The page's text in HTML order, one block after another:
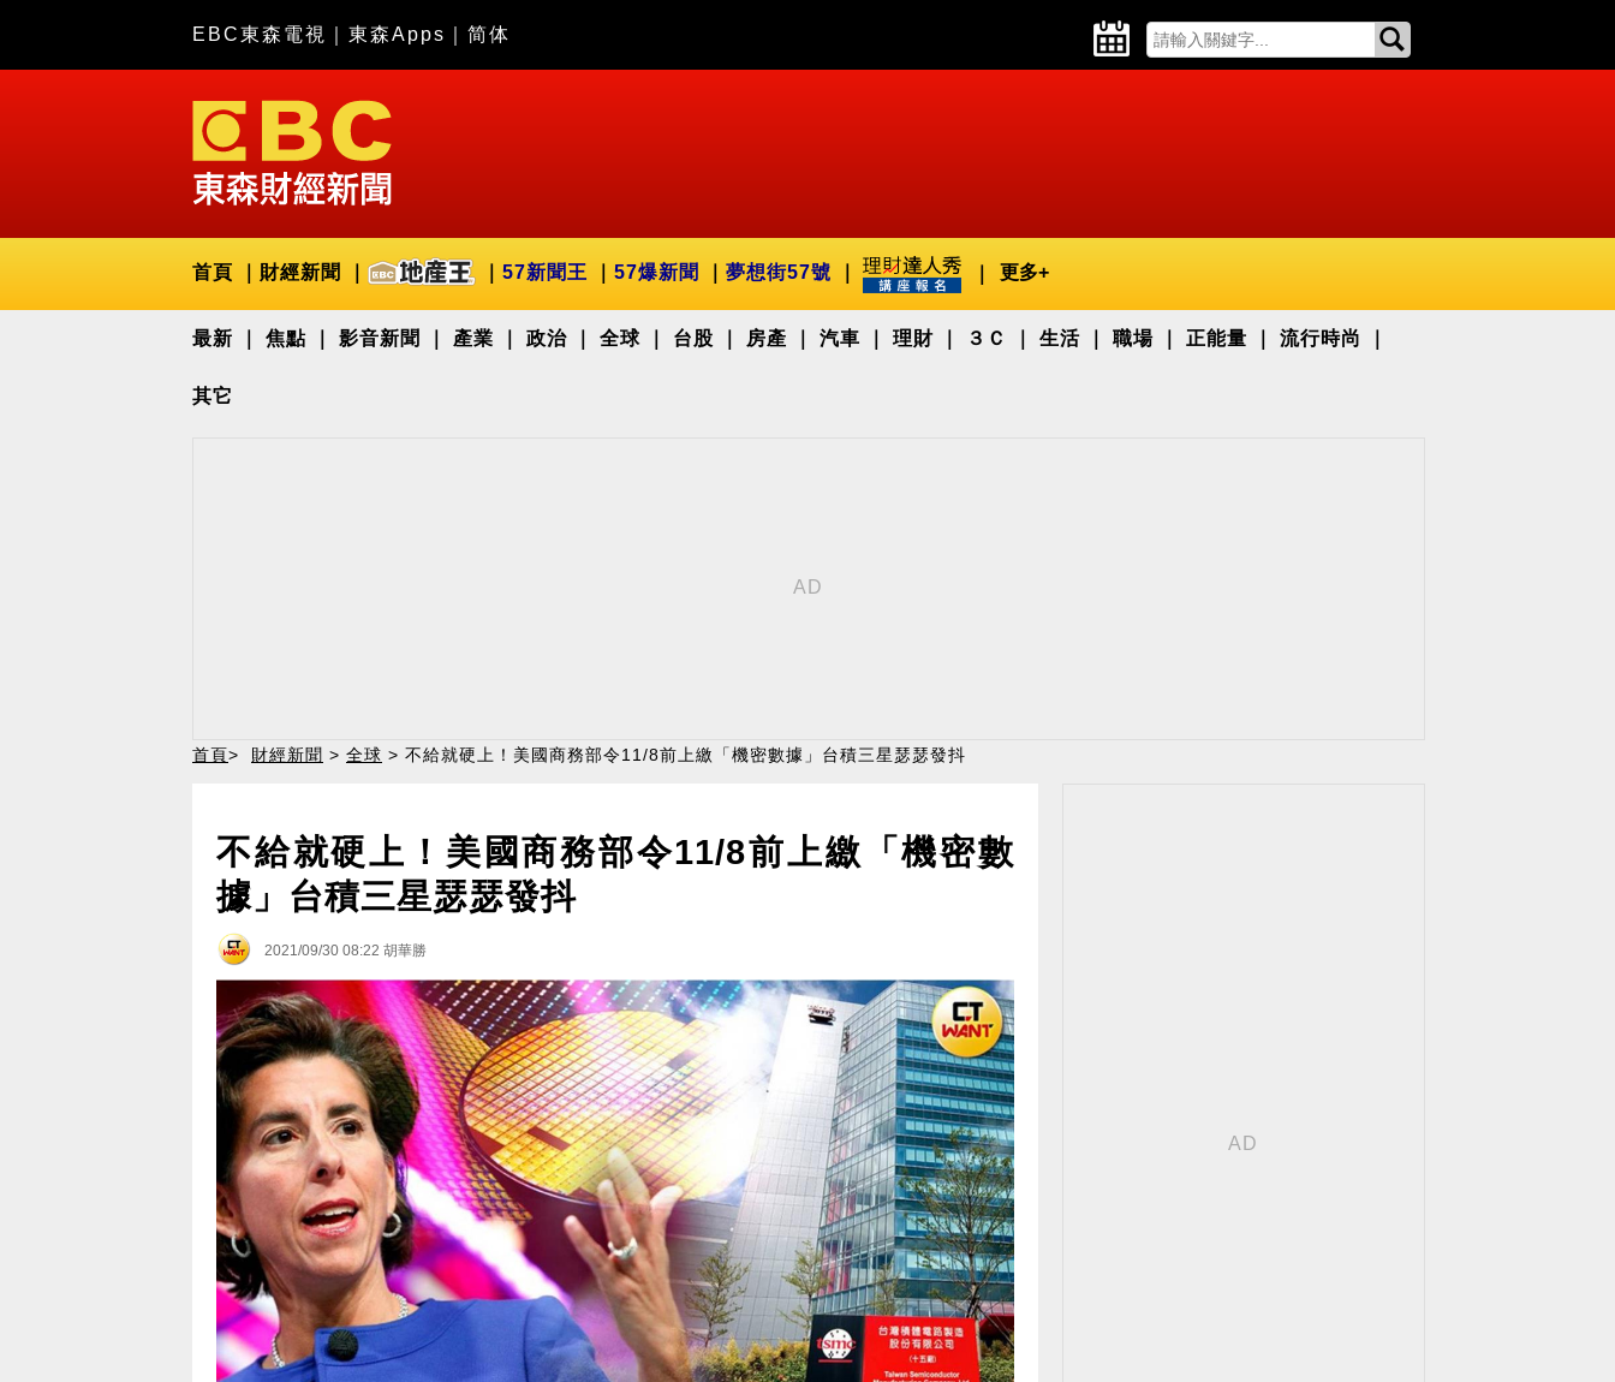
EBC東森電視 東森Apps 简体
首頁 財經新聞 57新聞王 57爆新聞 夢想街57號 更多+
最新 焦點 影音新聞 產業 政治 全球 台股 房產 汽車 理財 ３Ｃ 生活 職場 正能量 流行時尚
其它
首頁> 財經新聞 > 全球 > 不給就硬上！美國商務部令11/8前上繳「機密數據」台積三星瑟瑟發抖
不給就硬上！美國商務部令11/8前上繳「機密數
據」台積三星瑟瑟發抖
2021/09/30 08:22 胡華勝